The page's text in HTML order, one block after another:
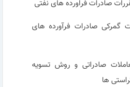
صادرات فراورده های نفتی
گمرکی صادرات فرآورده های
صادراتی و روش تسویه
ها